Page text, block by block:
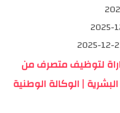
لتوظيف متصرف من
| الوكالة الوطنية